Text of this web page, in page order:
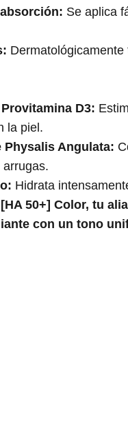
Se aplica
D3:
la piel.
Angulata:
Hidrata
50+] Color, tu
con un tono